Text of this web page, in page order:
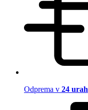
Odprema v 24 urah